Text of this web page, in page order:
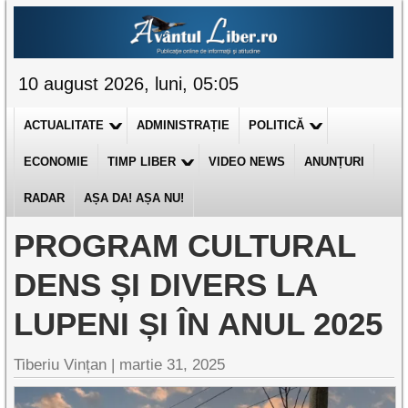
10 august 2026, luni, 05:05
ACTUALITATE ADMINISTRAȚIE POLITICĂ
ECONOMIE TIMP LIBER VIDEO NEWS ANUNȚURI
RADAR AȘA DA! AȘA NU!
PROGRAM CULTURAL
DENS ȘI DIVERS LA
LUPENI ȘI ÎN ANUL 2025
Tiberiu Vințan | martie 31, 2025